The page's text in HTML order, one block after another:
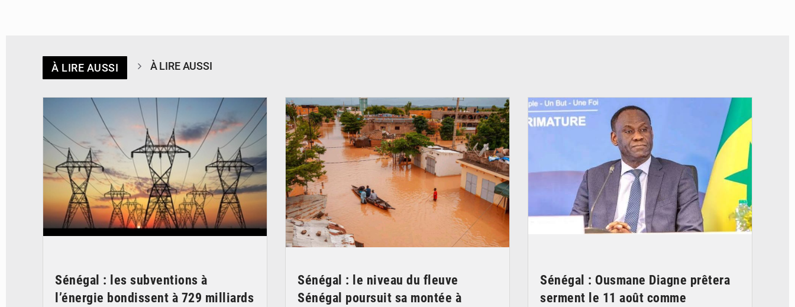
À LIRE AUSSI À LIRE AUSSI
Sénégal : les subventions à
l’énergie bondissent à 729 milliards
Sénégal : le niveau du fleuve
Sénégal poursuit sa montée à
Sénégal : Ousmane Diagne prêtera
serment le 11 août comme